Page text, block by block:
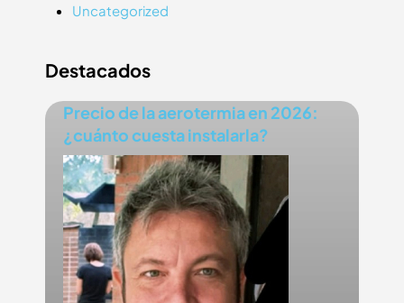
Uncategorized
Destacados
Precio de la aerotermia en 2026:
¿cuánto cuesta instalarla?